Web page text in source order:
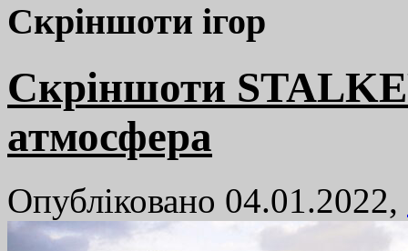
Cкріншоти ігор
Cкріншоти
атмосфера
Опубліковано 04.01.2022,